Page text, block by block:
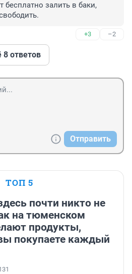
бесплатно залить в баки,
+3 –2
ответов
Отправить
ТОП 5
почти никто не
на тюменском
продукты,
покупаете каждый